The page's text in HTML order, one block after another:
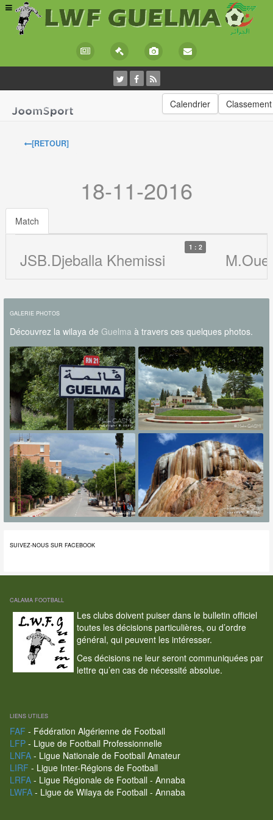
Calendrier Classement
[RETOUR]
18-11-2016
Match
JSB.Djeballa Khemissi
1 : 2
GALERIE PHOTOS
Découvrez la wilaya de Guelma à travers ces quelques photos.
SUIVEZ-NOUS SUR FACEBOOK
CALAMA FOOTBALL
Les clubs doivent puiser dans le bulletin officiel
toutes les décisions particulières, ou d’ordre
général, qui peuvent les intéresser.
Ces décisions ne leur seront communiquées par
lettre qu’en cas de nécessité absolue.
LIENS UTILES
FAF - Fédération Algérienne de Football
LFP- Ligue de Football Professionnelle
LNFA- Ligue Nationale de Football Amateur
LIRF - Ligue Inter-Régions de Football
LRFA- Ligue Régionale de Football - Annaba
LWFA- Ligue de Wilaya de Football - Annaba